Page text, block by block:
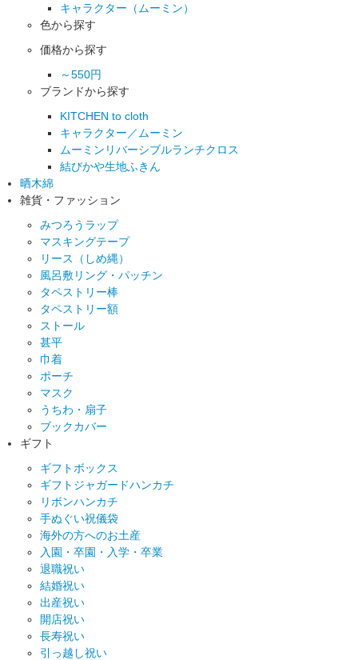
キャラクター（ムーミン）
色から探す
価格から探す
～550円
ブランドから探す
KITCHEN to cloth
キャラクター／ムーミン
ムーミンリバーシブルランチクロス
結びかや生地ふきん
晒木綿
雑貨・ファッション
みつろうラップ
マスキングテープ
リース（しめ縄）
風呂敷リング・パッチン
タペストリー棒
タペストリー額
ストール
甚平
巾着
ポーチ
マスク
うちわ・扇子
ブックカバー
ギフト
ギフトボックス
ギフトジャガードハンカチ
リボンハンカチ
手ぬぐい祝儀袋
海外の方へのお土産
入園・卒園・入学・卒業
退職祝い
結婚祝い
出産祝い
開店祝い
長寿祝い
引っ越し祝い